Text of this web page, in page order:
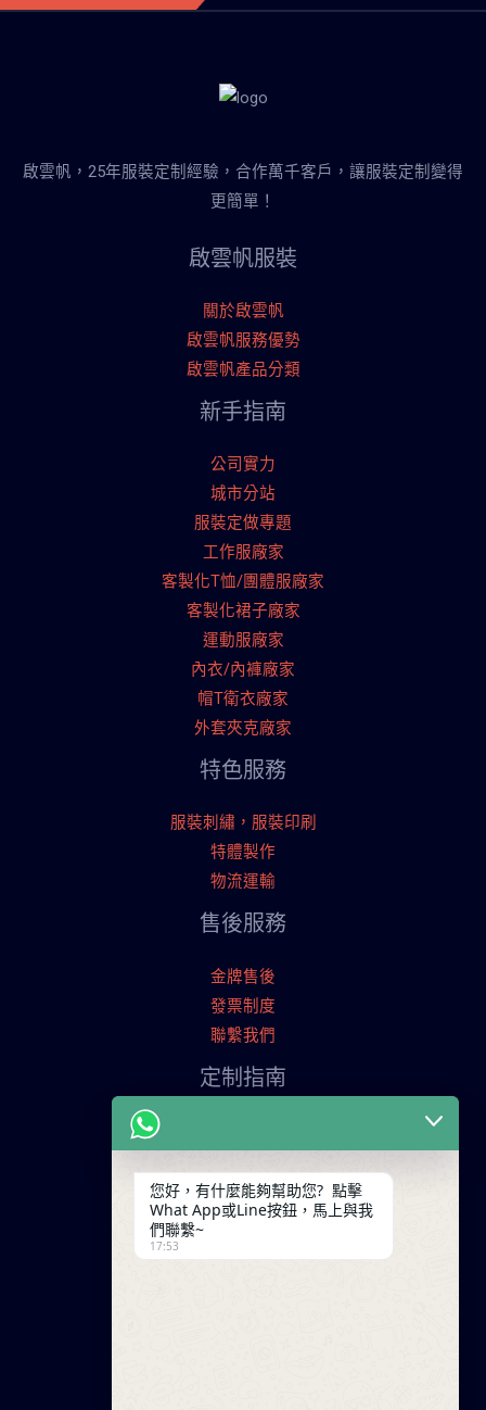
啟雲帆，25年服裝定制經驗，合作萬千客戶，讓服裝定制變得
更簡單！
啟雲帆服裝
關於啟雲帆
啟雲帆服務優勢
啟雲帆產品分類
新手指南
公司實力
城市分站
服裝定做專題
工作服廠家
客製化T恤/團體服廠家
客製化裙子廠家
運動服廠家
內衣/內褲廠家
帽T衛衣廠家
外套夾克廠家
特色服務
服裝刺繡，服裝印刷
特體製作
物流運輸
售後服務
金牌售後
發票制度
聯繫我們
定制指南
交易條款
聯繫我們
您好，有什麼能夠幫助您? 點擊
What App或Line按鈕，馬上與我
們聯繫~
17:53